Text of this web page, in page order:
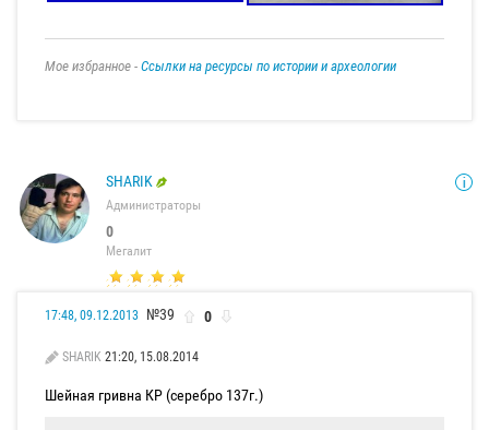
Мое избранное - Ссылки на ресурсы по истории и археологии
SHARIK
Администраторы
0
Мегалит
17:48, 09.12.2013 №39 0
SHARIK 21:20, 15.08.2014
Шейная гривна КР (серебро 137г.)